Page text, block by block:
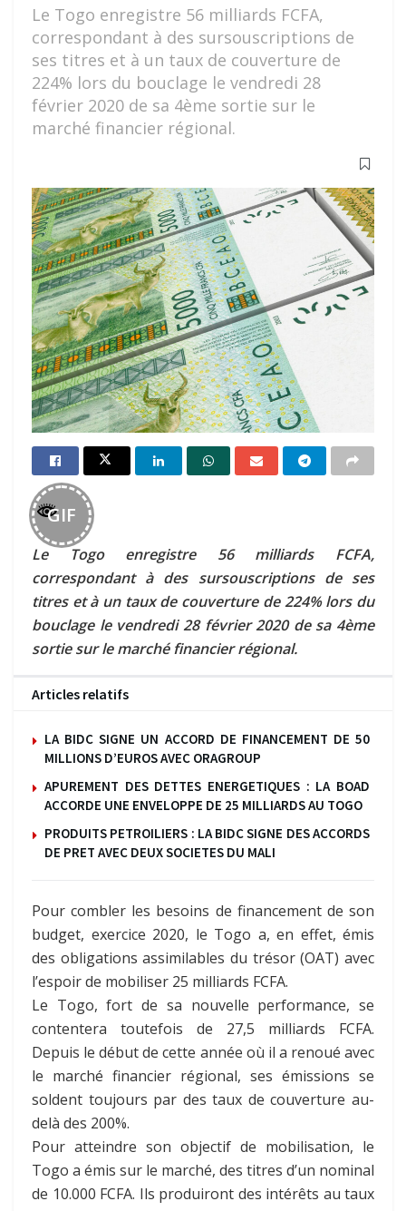
Le Togo enregistre 56 milliards FCFA,
correspondant à des sursouscriptions de
ses titres et à un taux de couverture de
224% lors du bouclage le vendredi 28
février 2020 de sa 4ème sortie sur le
marché financier régional.
GIF
Le Togo enregistre 56 milliards FCFA,
correspondant à des sursouscriptions de ses
titres et à un taux de couverture de 224% lors du
bouclage le vendredi 28 février 2020 de sa 4ème
sortie sur le marché financier régional.
Articles relatifs
LA BIDC SIGNE UN ACCORD DE FINANCEMENT DE 50
MILLIONS D’EUROS AVEC ORAGROUP
APUREMENT DES DETTES ENERGETIQUES : LA BOAD
ACCORDE UNE ENVELOPPE DE 25 MILLIARDS AU TOGO
PRODUITS PETROILIERS : LA BIDC SIGNE DES ACCORDS
DE PRET AVEC DEUX SOCIETES DU MALI
Pour combler les besoins de financement de son
budget, exercice 2020, le Togo a, en effet, émis
des obligations assimilables du trésor (OAT) avec
l’espoir de mobiliser 25 milliards FCFA.
Le Togo, fort de sa nouvelle performance, se
contentera toutefois de 27,5 milliards FCFA.
Depuis le début de cette année où il a renoué avec
le marché financier régional, ses émissions se
soldent toujours par des taux de couverture au-
delà des 200%.
Pour atteindre son objectif de mobilisation, le
Togo a émis sur le marché, des titres d’un nominal
de 10.000 FCFA. Ils produiront des intérêts au taux